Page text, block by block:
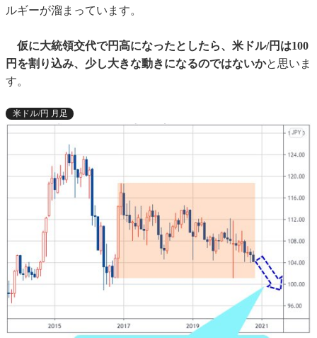
ルギーが溜まっています。
仮に大統領交代で円高になったとしたら、米ドル/円は100
円を割り込み、少し大きな動きになるのではないかと思いま
す。
米ドル/円 月足